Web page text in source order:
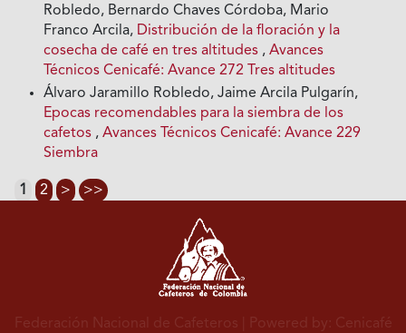
Robledo, Bernardo Chaves Córdoba, Mario
Franco Arcila, Distribución de la floración y la
cosecha de café en tres altitudes ,Avances
Técnicos Cenicafé: Avance 272 Tres altitudes
Álvaro Jaramillo Robledo, Jaime Arcila Pulgarín,
Epocas recomendables para la siembra de los
cafetos ,Avances Técnicos Cenicafé: Avance 229
Siembra
1 2 > >>
Federación Nacional de Cafeteros | Powered by: Cenicafé